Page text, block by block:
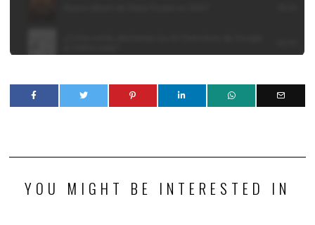
YOU MIGHT BE INTERESTED IN